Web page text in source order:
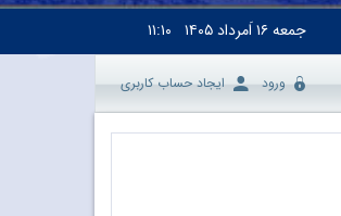
جمعه۱۶ اَمرداد ۱۴۰۵ ۱۱:۱۰
ورود ایجاد حساب کاربری